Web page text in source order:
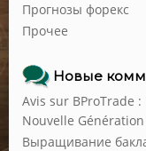
Прогнозы форекс
Прочее
Новые
Avis sur BProTrade
Nouvelle
Выращивание